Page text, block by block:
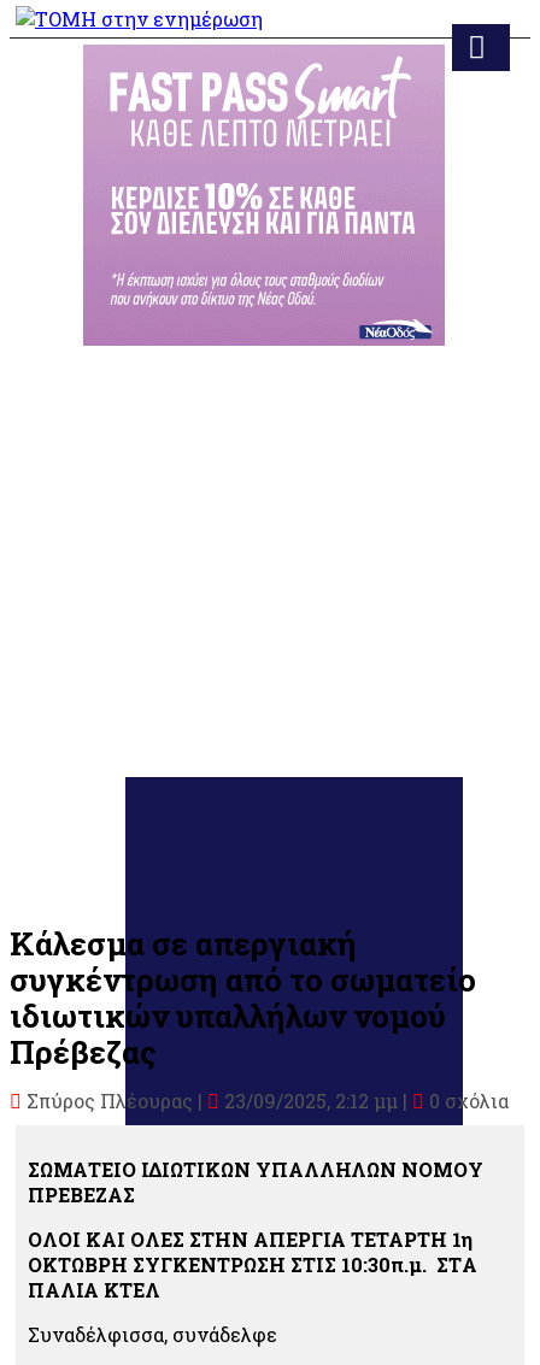
Κάλεσμα σε απεργιακή
συγκέντρωση από το σωματείο
ιδιωτικών υπαλλήλων νομού
Πρέβεζας
Σπύρος Πλέουρας | 23/09/2025, 2:12 μμ | 0 σχόλια
ΣΩΜΑΤΕΙΟ ΙΔΙΩΤΙΚΩΝ ΥΠΑΛΛΗΛΩΝ ΝΟΜΟΥ
ΠΡΕΒΕΖΑΣ
ΟΛΟΙ ΚΑΙ ΟΛΕΣ ΣΤΗΝ ΑΠΕΡΓΙΑ ΤΕΤΑΡΤΗ 1η
ΟΚΤΩΒΡΗ ΣΥΓΚΕΝΤΡΩΣΗ ΣΤΙΣ 10:30π.μ. ΣTΑ
ΠΑΛΙΑ ΚΤΕΛ
Συναδέλφισσα, συνάδελφε